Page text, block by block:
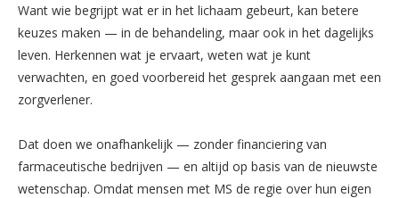
Want wie begrijpt wat er in het lichaam gebeurt, kan betere
keuzes maken — in de behandeling, maar ook in het dagelijks
leven. Herkennen wat je ervaart, weten wat je kunt
verwachten, en goed voorbereid het gesprek aangaan met een
zorgverlener.
Dat doen we onafhankelijk — zonder financiering van
farmaceutische bedrijven — en altijd op basis van de nieuwste
wetenschap. Omdat mensen met MS de regie over hun eigen